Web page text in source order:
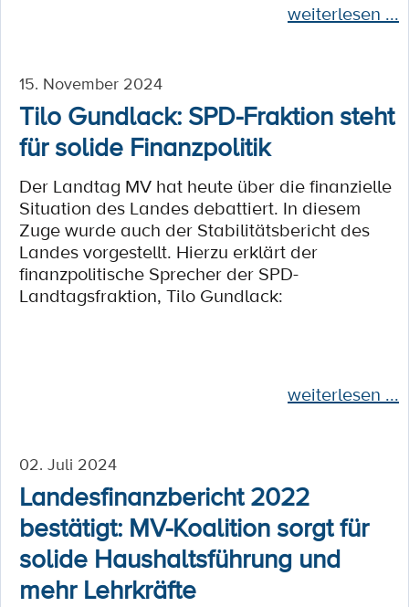
weiterlesen ...
15. November 2024
Tilo Gundlack: SPD-Fraktion steht
für solide Finanzpolitik
Der Landtag MV hat heute über die finanzielle
Situation des Landes debattiert. In diesem
Zuge wurde auch der Stabilitätsbericht des
Landes vorgestellt. Hierzu erklärt der
finanzpolitische Sprecher der SPD-
Landtagsfraktion, Tilo Gundlack:
weiterlesen ...
02. Juli 2024
Landesfinanzbericht 2022
bestätigt: MV-Koalition sorgt für
solide Haushaltsführung und
mehr Lehrkräfte